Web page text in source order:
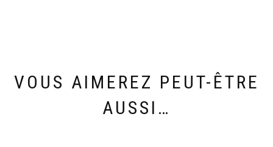
VOUS AIMEREZ PEUT-ÊTRE
AUSSI…